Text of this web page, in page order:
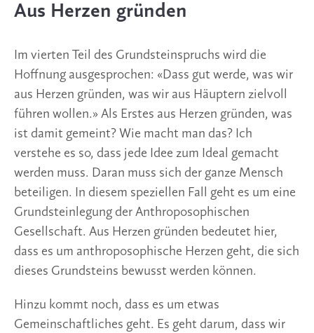
Aus Herzen gründen
Im vierten Teil des Grundsteinspruchs wird die
Hoffnung ausgesprochen: «Dass gut werde, was wir
aus Herzen gründen, was wir aus Häuptern zielvoll
führen wollen.» Als Erstes aus Herzen gründen, was
ist damit gemeint? Wie macht man das? Ich
verstehe es so, dass jede Idee zum Ideal gemacht
werden muss. Daran muss sich der ganze Mensch
beteiligen. In diesem speziellen Fall geht es um eine
Grundsteinlegung der Anthroposophischen
Gesellschaft. Aus Herzen gründen bedeutet hier,
dass es um anthroposophische Herzen geht, die sich
dieses Grundsteins bewusst werden können.
Hinzu kommt noch, dass es um etwas
Gemeinschaftliches geht. Es geht darum, dass wir